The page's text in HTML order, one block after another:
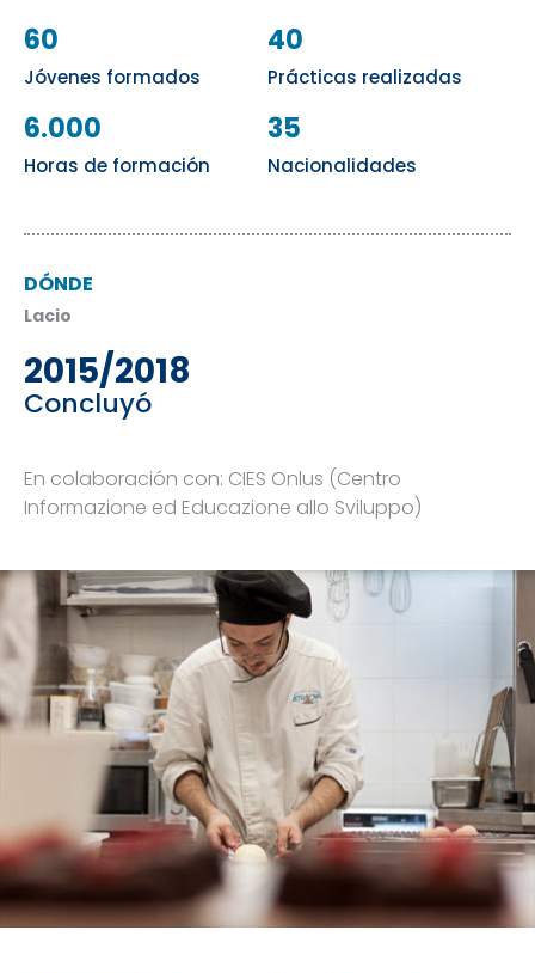
60
Jóvenes formados
40
Prácticas realizadas
6.000
Horas de formación
35
Nacionalidades
DÓNDE
Lacio
2015/2018
Concluyó
En colaboración con: CIES Onlus (Centro
Informazione ed Educazione allo Sviluppo)